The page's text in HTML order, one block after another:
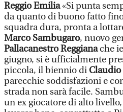
Reggio Emilia«Si punta
da quanto di buono fatto
squadra dura, pronta a
Marco Sambugaro, nuovo
Pallacanestro Reggianache
giugno, si è ufficialmente
piccola, il biennio di
parecchie soddisfazioni e
strada non sarà facile.
un ex giocatore di alto